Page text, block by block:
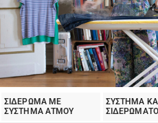
ΥΠΗΡΕΣΙΕΣ-ΝΕΑ-ΛΥΣΕΙΣ
ΣΙΔΕΡΩΜΑ ΜΕ
ΣΥΣΤΗΜΑ ΑΤΜΟΥ
ΣΥΣΤΗΜΑ